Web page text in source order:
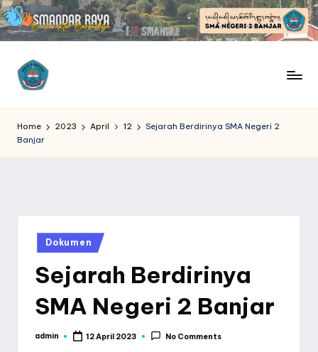
Skip
content
S
M
A
D
Home 2023 April 12
Sejarah Berdirinya SMA Negeri 2
Banjar
Posted
in
Dokumen
Sejarah Berdirinya
SMA Negeri 2 Banjar
Posted
admin 12 April 2023 No Comments